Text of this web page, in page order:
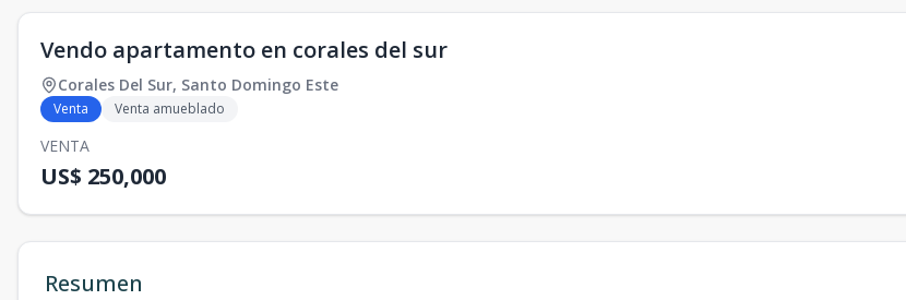
Vendo apartamento en corales del sur
Corales Del Sur, Santo Domingo Este
Venta Venta amueblado
VENTA
US$ 250,000
Resumen